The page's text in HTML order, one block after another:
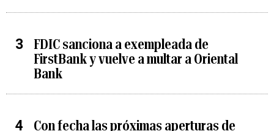
FDIC sanciona a exempleada de
FirstBank y vuelve a multar a Oriental
Bank
Con fecha las próximas aperturas de